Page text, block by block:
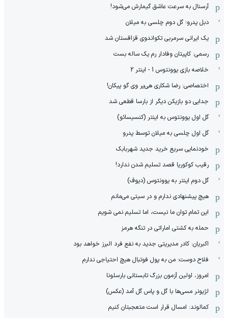
آرسنال به سرعت عاشق گیمارش می‌شود!
دبل پدرو؛ گل دوم چلسی به میلان
یک ایرانی سرمربی تکواندوی قزاقستان شد
رسمی: کاپیتان وفادار رم یک ساله بست
خلاصه بازی یوونتوس 1 - اینتر 2
اختصاصی: رضا شکاری هی‌یر وی‌ گو پیکان!
جدایی دو بازیکن دیگر از بارسا قطعی شد
گل اول یوونتوس به اینتر (کنسیسائو)
گل اول چلسی به میلان توسط پدرو
خودنمایی سریع خرید جدید شهربابک
رقیب کوکوریا قصد تسلیم شدن ندارد!
گل دوم اینتر به یوونتوس (دیوف)
هیچ پیشنهادی ندارم و در سیتی می‌مانم
این تمام توان ما نیست، اما تسلیم نمی شویم
حمله به کشتی اماراتی در تنگه هرمز
اکبریان: کادر مدیریتی جدید به نفع فرد البرز خواهد بود
فلاح دوست: من به پول فوتبال هیچ احتیاجی ندارم
امروز، اولین آزمون بزرگ تابستانی بارسلونا
لژیونر مسی‌ها با گل و پاس گل آمد (عکس)
کمالوند: امسال قرار است متعجبتان کنیم